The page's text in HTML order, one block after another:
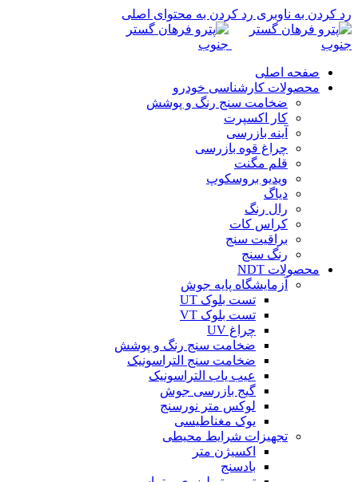
رد کردن به ناوبری رد کردن به محتوای اصلی
صفحه اصلی
محصولات کارشناسی خودرو
ضخامت سنج رنگ و پوشش
کار اکسپرت
آینه بازرسی
چراغ قوه بازرسی
قلم مگنت
ویدیو بروسکوپ
دیاگ
رال رنگ
کراس کات
براقیت سنج
رنگ سنج
محصولات NDT
آزمایشگاه پایه جوش
تست بلوک UT
تست بلوک VT
چراغ UV
ضخامت سنج رنگ و پوشش
ضخامت سنج التراسونیک
عیب یاب التراسونیک
گیج بازرسی جوش
لوکس متر نورسنج
یوک مغناطیسی
تجهیزات شرایط محیطی
اکسیژن متر
بادسنج